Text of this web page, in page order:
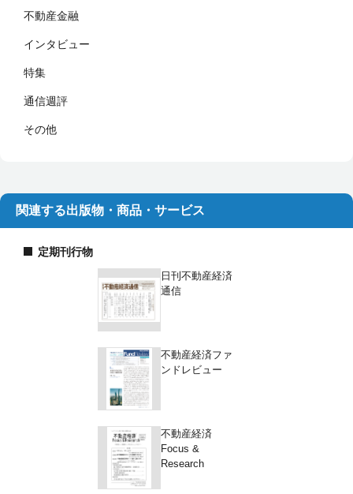
不動産金融
インタビュー
特集
通信週評
その他
関連する出版物・商品・サービス
定期刊行物
日刊不動産経済
通信
不動産経済ファ
ンドレビュー
不動産経済
Focus &
Research